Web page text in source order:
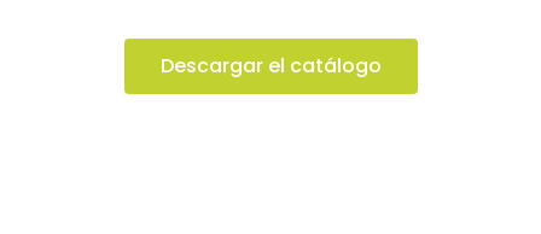
Descargar el catálogo